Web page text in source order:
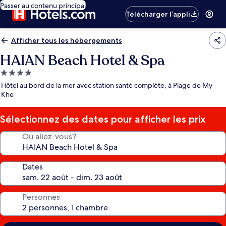
Passer au contenu principal
Télécharger l’appli
Afficher tous les hébergements
HAIAN Beach Hotel & Spa
Hébergement
4.0 étoiles
Hôtel au bord de la mer avec station santé complète, à Plage de My
Khe
Sélectionnez des dates pour afficher les prix
Où allez-vous?
Dates
Personnes